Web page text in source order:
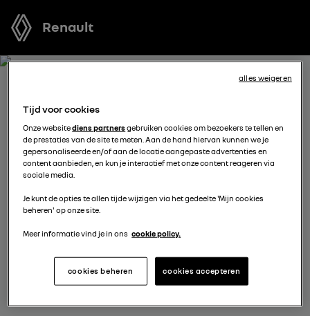
Renault
ONTVANG GRATIS JOUW
OFFERTE VOOR TRAFIC
We staan tot je beschikking om je de meest voordelige
offerte voor te stellen, met financieringsmogelijkheden
aangepast aan jouw situatie en met nuttig advies voor
vul je gegevens aan
Tijd voor cookies
Onze websitediens partnersgebruiken cookies om bezoekers te tellen en
de prestaties van de site te meten. Aan de hand hiervan kunnen we je
gepersonaliseerde en/of aan de locatie aangepaste advertenties en
content aanbieden, en kun je interactief met onze content reageren via
sociale media.
Je kunt de opties te allen tijde wijzigen via het gedeelte 'Mijn cookies
beheren' op onze site.
Meer informatie vind je in ons cookie policy.
cookies accepteren
cookies beheren
alles weigeren